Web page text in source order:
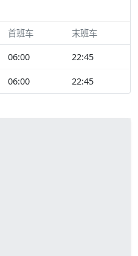
首班车 末班车
06:00 22:45
06:00 22:45